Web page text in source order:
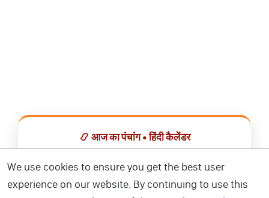
📿 आज का पंचांग • हिंदी कैलेंडर
📅 हिंदी कैलेंडर ऐप डाउनलोड करें
We use cookies to ensure you get the best user
experience on our website. By continuing to use this